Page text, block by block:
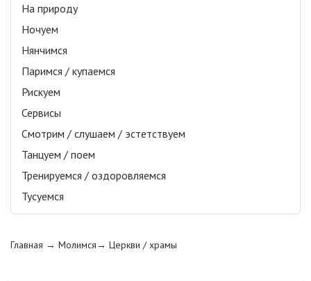
На природу
Ночуем
Нянчимся
Паримся / купаемся
Рискуем
Сервисы
Смотрим / слушаем / эстетствуем
Танцуем / поем
Тренируемся / оздоровляемся
Тусуемся
Главная → Молимся→ Церкви / храмы